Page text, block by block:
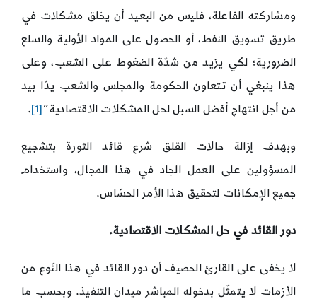
ومشاركته الفاعلة، فليس من البعيد أن يخلق مشكلات في
طريق تسويق النفط، أو الحصول على المواد الأولية والسلع
الضرورية؛ لكي يزيد من شدّة الضغوط على الشعب، وعلى
هذا ينبغي أن تتعاون الحكومة والمجلس والشعب يدًا بيد
من أجل انتهاج أفضل السبل لحل المشكلات الاقتصادية”[1]
.
وبهدف إزالة حالات القلق شرع قائد الثورة بتشجيع
المسؤولين على العمل الجاد في هذا المجال، واستخدام
جميع الإمكانات لتحقيق هذا الأمر الحسّاس.
دور القائد في حل المشكلات الاقتصادية.
لا يخفى على القارئ الحصيف أن دور القائد في هذا النّوع من
الأزمات لا يتمثّل بدخوله المباشر ميدان التنفيذ. وبحسب ما